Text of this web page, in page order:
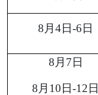
8 月4日-6日
8 月 7日
8 月 10日-12日